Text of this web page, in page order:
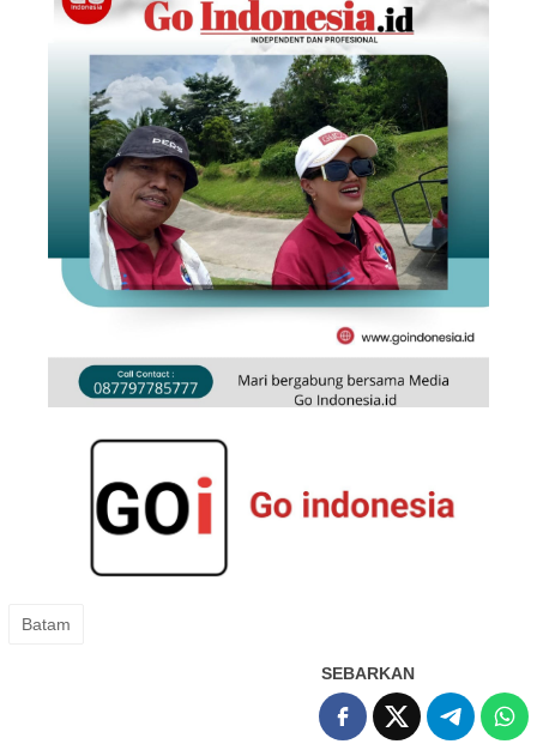
Batam
SEBARKAN